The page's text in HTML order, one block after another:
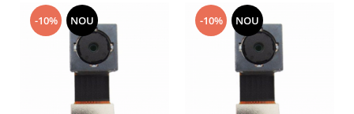
Wiko
ZTE -10% NOU -10% NOU